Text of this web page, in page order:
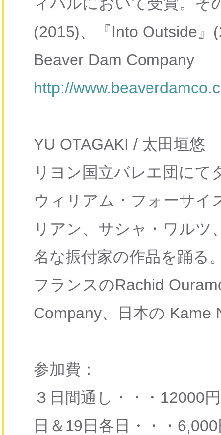
(2015)、 『Into Outside 』
Beaver Dam Company
http://
YU OTAGAKI / 太田垣悠
リヨン国立バレエ団にて
ウィリアム・フォーサイ
リアン、サシャ・ワルツ
名な振付家の作品を踊る
フランスのRachid
Company、日本の Kame
参加費：
３日間通し・・・12000
日＆19日各日・・・